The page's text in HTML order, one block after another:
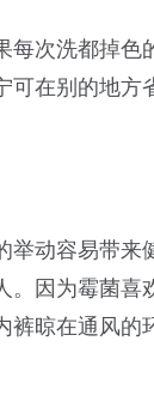
每次洗都掉色
可在别的地方
举动容易带来
。因为霉菌喜
裤晾在通风的